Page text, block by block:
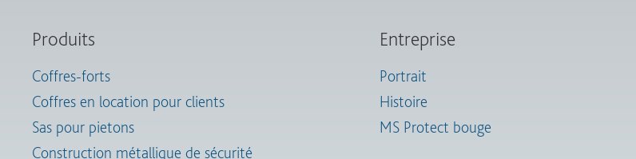
Produits
Coffres-forts
Coffres en location pour clients
Sas pour pietons
Construction métallique de sécurité
Entreprise
Portrait
Histoire
MS Protect bouge